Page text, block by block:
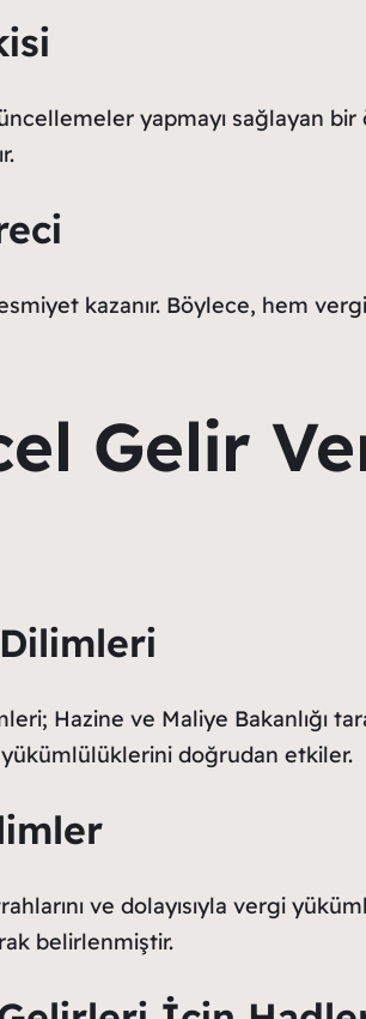
yapmayı sağlayan
kazanır. Böylece, hem
Gelir
Hazine ve Maliye Bakanlığı
doğrudan etkiler.
ve dolayısıyla vergi
belirlenmiştir.